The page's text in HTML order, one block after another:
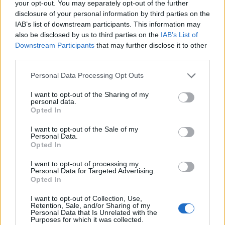
your opt-out. You may separately opt-out of the further
disclosure of your personal information by third parties on the
IAB’s list of downstream participants. This information may
also be disclosed by us to third parties on the IAB’s List of
Downstream Participants that may further disclose it to other
Please note that this website/app uses one or more Google
not limited to your visit or usage behaviour. You may click to
grant or deny consent to Google and its third-party tags to
use your data for below specified purposes in below Google
consent section.
Personal Data Processing Opt Outs
I want to opt-out of the Sharing of my
personal data.
Opted In
I want to opt-out of the Sale of my
Personal Data.
Opted In
I want to opt-out of processing my
Personal Data for Targeted Advertising.
Opted In
I want to opt-out of Collection, Use,
Retention, Sale, and/or Sharing of my
Personal Data that Is Unrelated with the
Purposes for which it was collected.